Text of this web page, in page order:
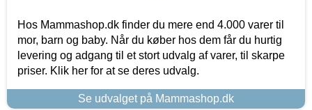
Hos Mammashop.dk finder du mere end 4.000 varer til
mor, barn og baby. Når du køber hos dem får du hurtig
levering og adgang til et stort udvalg af varer, til skarpe
priser. Klik her for at se deres udvalg.
Se udvalget på Mammashop.dk